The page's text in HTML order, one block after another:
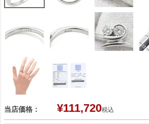
当店価格： ¥111,720税込